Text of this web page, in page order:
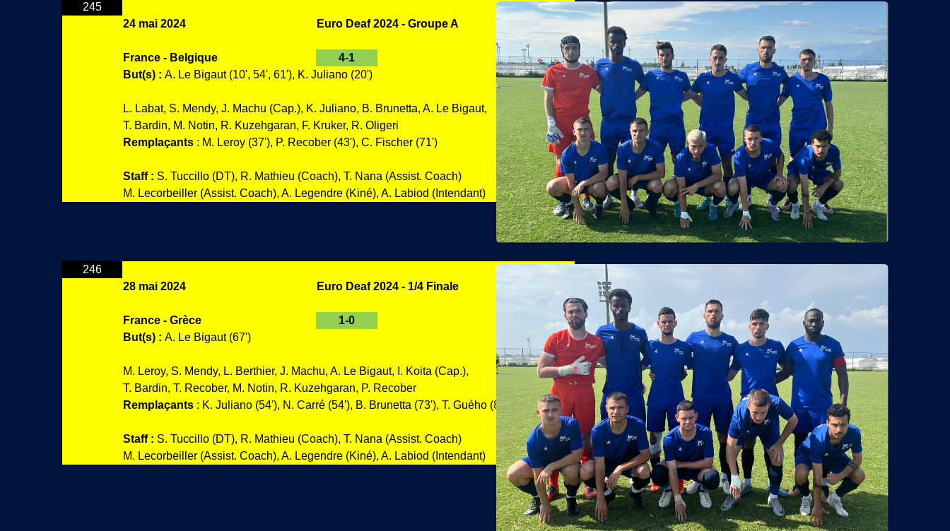
245
24 mai 2024
Euro Deaf 2024 - Groupe A
France - Belgique
4-1
But(s) : A. Le Bigaut (10', 54', 61'), K. Juliano (20')
L. Labat, S. Mendy, J. Machu (Cap.), K. Juliano, B. Brunetta, A. Le Bigaut,
T. Bardin, M. Notin, R. Kuzehgaran, F. Kruker, R. Oligeri
Remplaçants : M. Leroy (37'), P. Recober (43'), C. Fischer (71')
Staff : S. Tuccillo (DT), R. Mathieu (Coach), T. Nana (Assist. Coach)
M. Lecorbeiller (Assist. Coach), A. Legendre (Kiné), A. Labiod (Intendant)
246
28 mai 2024
Euro Deaf 2024 - 1/4 Finale
France - Grèce
1-0
But(s) : A. Le Bigaut (67')
M. Leroy, S. Mendy, L. Berthier, J. Machu, A. Le Bigaut, I. Koita (Cap.),
T. Bardin, T. Recober, M. Notin, R. Kuzehgaran, P. Recober
Remplaçants : K. Juliano (54'), N. Carré (54'), B. Brunetta (73'), T. Guého (83')
Staff : S. Tuccillo (DT), R. Mathieu (Coach), T. Nana (Assist. Coach)
M. Lecorbeiller (Assist. Coach), A. Legendre (Kiné), A. Labiod (Intendant)